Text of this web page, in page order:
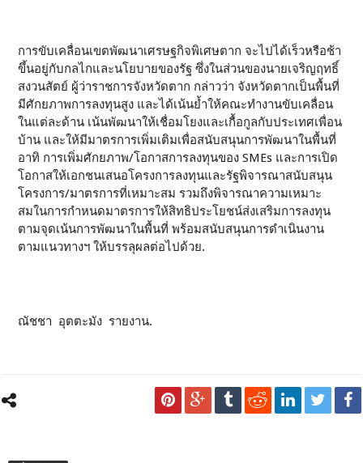
การขับเคลื่อนเขตพัฒนาเศรษฐกิจพิเศษตาก จะไปได้เร็วหรือช้า
ขึ้นอยู่กับกลไกและนโยบายของรัฐ ซึ่งในส่วนของนายเจริญฤทธิ์
สงวนสัตย์ ผู้ว่าราชการจังหวัดตาก กล่าวว่า จังหวัดตากเป็นพื้นที่
มีศักยภาพการลงทุนสูง และได้เน้นย้ำให้คณะทำงานขับเคลื่อน
ในแต่ละด้าน เน้นพัฒนาให้เชื่อมโยงและเกื้อกูลกับประเทศเพื่อน
บ้าน และให้มีมาตรการเพิ่มเติมเพื่อสนับสนุนการพัฒนาในพื้นที่
อาทิ การเพิ่มศักยภาพ/โอกาสการลงทุนของ SMEs และการเปิด
โอกาสให้เอกชนเสนอโครงการลงทุนและรัฐพิจารณาสนับสนุน
โครงการ/มาตรการที่เหมาะสม รวมถึงพิจารณาความเหมาะ
สมในการกำหนดมาตรการให้สิทธิประโยชน์ส่งเสริมการลงทุน
ตามจุดเน้นการพัฒนาในพื้นที่ พร้อมสนับสนุนการดำเนินงาน
ตามแนวทางฯ ให้บรรลุผลต่อไปด้วย.
ณัชชา อุตตะมัง รายงาน.